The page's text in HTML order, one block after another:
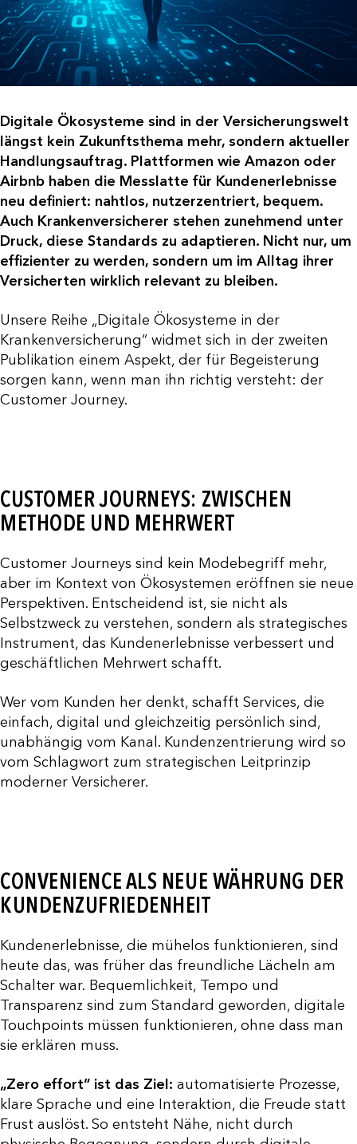
Digitale Ökosysteme sind in der Versicherungswelt
längst kein Zukunftsthema mehr, sondern aktueller
Handlungsauftrag. Plattformen wie Amazon oder
Airbnb haben die Messlatte für Kundenerlebnisse
neu definiert: nahtlos, nutzerzentriert, bequem.
Auch Krankenversicherer stehen zunehmend unter
Druck, diese Standards zu adaptieren. Nicht nur, um
effizienter zu werden, sondern um im Alltag ihrer
Versicherten wirklich relevant zu bleiben.
Unsere Reihe „Digitale Ökosysteme in der
Krankenversicherung“ widmet sich in der zweiten
Publikation einem Aspekt, der für Begeisterung
sorgen kann, wenn man ihn richtig versteht: der
Customer Journey.
CUSTOMER JOURNEYS: ZWISCHEN
METHODE UND MEHRWERT
Customer Journeys sind kein Modebegriff mehr,
aber im Kontext von Ökosystemen eröffnen sie neue
Perspektiven. Entscheidend ist, sie nicht als
Selbstzweck zu verstehen, sondern als strategisches
Instrument, das Kundenerlebnisse verbessert und
geschäftlichen Mehrwert schafft.
Wer vom Kunden her denkt, schafft Services, die
einfach, digital und gleichzeitig persönlich sind,
unabhängig vom Kanal. Kundenzentrierung wird so
vom Schlagwort zum strategischen Leitprinzip
moderner Versicherer.
CONVENIENCE ALS NEUE WÄHRUNG DER
KUNDENZUFRIEDENHEIT
Kundenerlebnisse, die mühelos funktionieren, sind
heute das, was früher das freundliche Lächeln am
Schalter war. Bequemlichkeit, Tempo und
Transparenz sind zum Standard geworden, digitale
Touchpoints müssen funktionieren, ohne dass man
sie erklären muss.
„Zero effort“ ist das Ziel: automatisierte Prozesse,
klare Sprache und eine Interaktion, die Freude statt
Frust auslöst. So entsteht Nähe, nicht durch